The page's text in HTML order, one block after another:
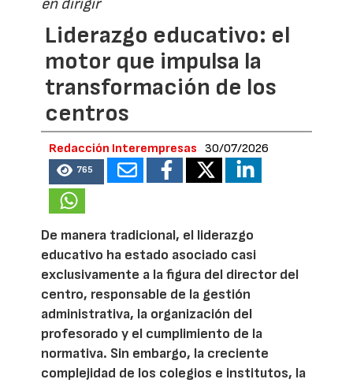
en dirigir
Liderazgo educativo: el
motor que impulsa la
transformación de los
centros
Redacción Interempresas 30/07/2026
765
De manera tradicional, el liderazgo
educativo ha estado asociado casi
exclusivamente a la figura del director del
centro, responsable de la gestión
administrativa, la organización del
profesorado y el cumplimiento de la
normativa. Sin embargo, la creciente
complejidad de los colegios e institutos, la